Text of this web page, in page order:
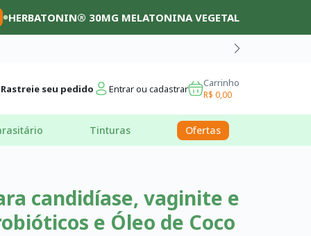
HERBATONIN® 30MG MELATONINA VEGETAL
Rastreie seu pedido Entrar ou cadastrar Carrinho
R$ 0,00
Tinturas Ofertas
candidíase, vaginite e
e Óleo de Coco